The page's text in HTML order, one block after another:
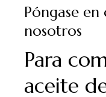
Póngase
nosotros
Para
aceite